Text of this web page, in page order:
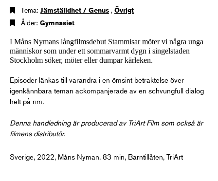
Tema: Jämställdhet / Genus , Övrigt
Ålder: Gymnasiet
I Måns Nymans långfilmsdebut Stammisar möter vi några unga
människor som under ett sommarvarmt dygn i singelstaden
Stockholm söker, möter eller dumpar kärleken.
Episoder länkas till varandra i en ömsint betraktelse över
igenkännbara teman ackompanjerade av en schvungfull dialog
helt på rim.
Denna handledning är producerad av TriArt Film som också är
filmens distributör.
Sverige, 2022, Måns Nyman, 83 min, Barntillåten, TriArt